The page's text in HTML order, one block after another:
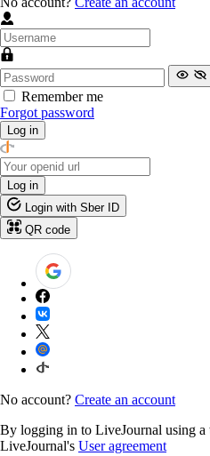
Remember me
Forgot password
Log in
Log in
Login with Sber ID
QR code
No account? Create an account
By logging in to LiveJournal using a
LiveJournal's User agreement